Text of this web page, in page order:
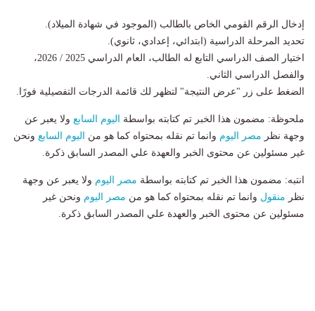
​إدخال الرقم القومي الخاص بالطالب (الموجود في شهادة الميلاد).
​تحديد المرحلة الدراسية (ابتدائي، إعدادي، ثانوي).
​اختيار الصف الدراسي التابع له الطالب، العام الدراسي 2025 / 2026،
والفصل الدراسي الثاني.
​الضغط على زر "عرض النتيجة" لتظهر لك قائمة الدرجات التفصيلية فورًا.
ملحوظة: مضمون هذا الخبر تم كتابته بواسطة اليوم السابع ولا يعبر عن
وجهة نظر مصر اليوم وانما تم نقله بمحتواه كما هو من اليوم السابع ونحن
غير مسئولين عن محتوى الخبر والعهدة علي المصدر السابق ذكرة.
انتبه: مضمون هذا الخبر تم كتابته بواسطة مصر اليوم ولا يعبر عن وجهة
نظر منقول وانما تم نقله بمحتواه كما هو من مصر اليوم ونحن غير
مسئولين عن محتوى الخبر والعهدة علي المصدر السابق ذكرة.